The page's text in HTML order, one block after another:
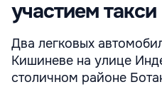
участием такси
Два легковых
Кишиневе на улице
столичном районе